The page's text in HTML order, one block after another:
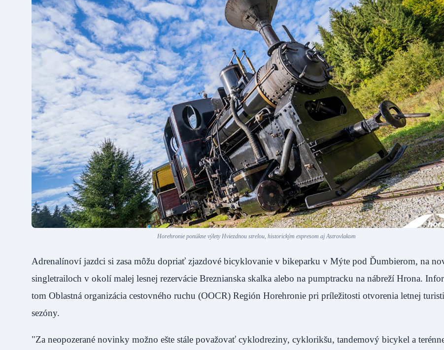
Horehronie ponúkne výlety Hviezdnou strelou, historickým expresom aj Astrovlakom
Adrenalínoví jazdci si zasa môžu dopriať zjazdové bicyklovanie v bikeparku v Mýte pod Ďumbierom, na
singletrailoch v okolí malej lesnej rezervácie Breznianska skalka alebo na pumptracku na nábreží Hrona.
tom Oblastná organizácia cestovného ruchu (OOCR) Región Horehronie pri príležitosti otvorenia letnej
sezóny.
"Za neopozerané novinky možno ešte stále považovať cyklodreziny, cyklorikšu, tandemový bicykel a